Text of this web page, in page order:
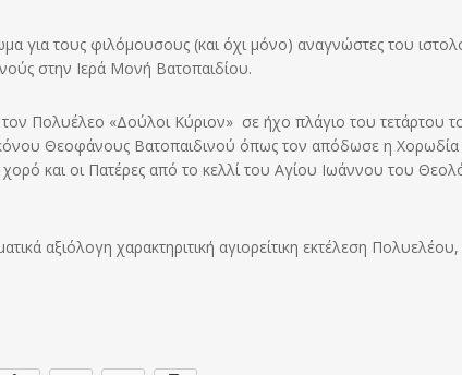
για τους φιλόμουσους (και όχι μόνο) αναγνώστες του
στην Ιερά Μονή Βατοπαιδίου.
Πολυέλεο «Δούλοι Κύριον» σε ήχο πλάγιο του τετάρτου
Θεοφάνους Βατοπαιδινού όπως τον απόδωσε η Χορωδία
και οι Πατέρες από το κελλί του Αγίου Ιωάννου του
αξιόλογη χαρακτηριτική αγιορείτικη εκτέλεση